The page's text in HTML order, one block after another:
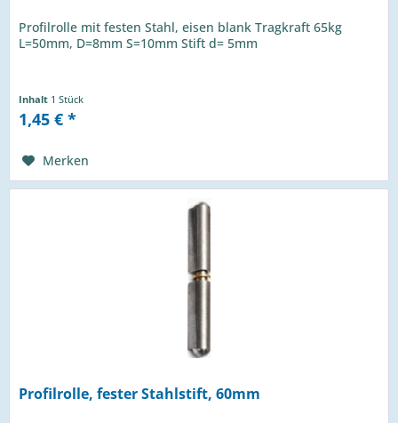
Profilrolle mit festen Stahl, eisen blank Tragkraft 65kg
L=50mm, D=8mm S=10mm Stift d= 5mm
Inhalt 1 Stück
1,45 € *
Merken
Profilrolle, fester Stahlstift, 60mm